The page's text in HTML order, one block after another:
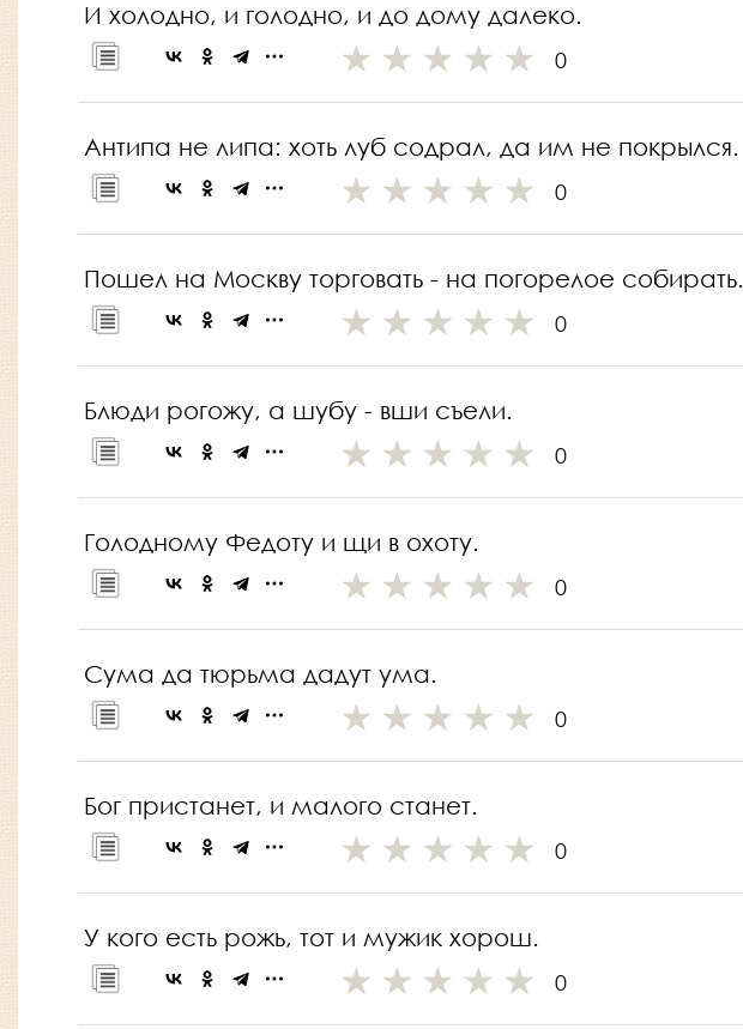
И холодно, и голодно, и до дому далеко.
0
Антипа не липа: хоть луб содрал, да им не покрылся.
0
Пошел на Москву торговать - на погорелое собирать.
0
Блюди рогожу, а шубу - вши съели.
0
Голодному Федоту и щи в охоту.
0
Сума да тюрьма дадут ума.
0
Бог пристанет, и малого станет.
0
У кого есть рожь, тот и мужик хорош.
0